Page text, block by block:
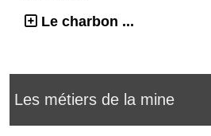
Le charbon ...
Les métiers de la mine